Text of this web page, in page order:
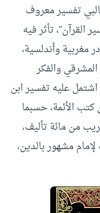
تفسير معروف
القرآن”، تأثر فيه
مغربية وأندلسية،
والفكر
عليه تفسير ابن
الأئمة، حسبما
من مائة تأليف،
مشهور بالدين،